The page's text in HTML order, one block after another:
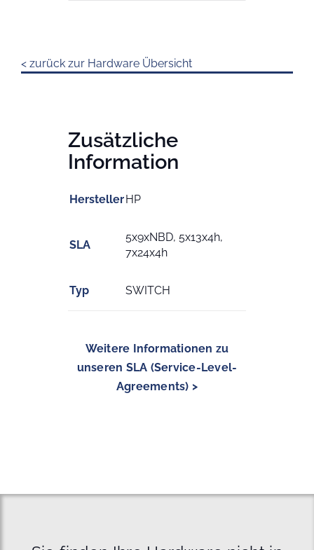
< zurück zur Hardware Übersicht
Zusätzliche
Information
HerstellerHP
SLA
5x9xNBD, 5x13x4h,
7x24x4h
Typ SWITCH
Weitere Informationen zu
unseren SLA (Service-Level-
Agreements) >